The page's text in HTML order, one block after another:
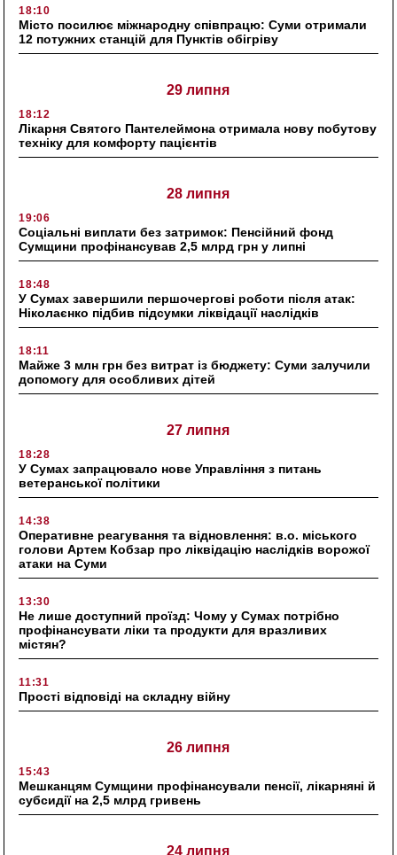
18:10
Місто посилює міжнародну співпрацю: Суми отримали
12 потужних станцій для Пунктів обігріву
29 липня
18:12
Лікарня Святого Пантелеймона отримала нову побутову
техніку для комфорту пацієнтів
28 липня
19:06
Соціальні виплати без затримок: Пенсійний фонд
Сумщини профінансував 2,5 млрд грн у липні
18:48
У Сумах завершили першочергові роботи після атак:
Ніколаєнко підбив підсумки ліквідації наслідків
18:11
Майже 3 млн грн без витрат із бюджету: Суми залучили
допомогу для особливих дітей
27 липня
18:28
У Сумах запрацювало нове Управління з питань
ветеранської політики
14:38
Оперативне реагування та відновлення: в.о. міського
голови Артем Кобзар про ліквідацію наслідків ворожої
атаки на Суми
13:30
Не лише доступний проїзд: Чому у Сумах потрібно
профінансувати ліки та продукти для вразливих
містян?
11:31
Прості відповіді на складну війну
26 липня
15:43
Мешканцям Сумщини профінансували пенсії, лікарняні й
субсидії на 2,5 млрд гривень
24 липня